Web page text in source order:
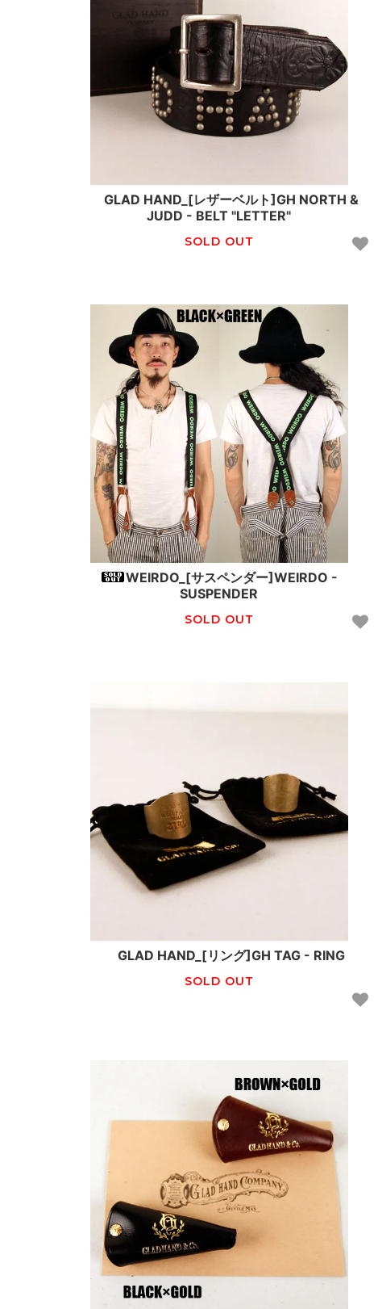
GLAD HAND_[レザーベルト]GH NORTH &
JUDD - BELT "LETTER"
SOLD OUT
WEIRDO_[サスペンダー]WEIRDO -
SUSPENDER
SOLD OUT
GLAD HAND_[リング]GH TAG - RING
SOLD OUT